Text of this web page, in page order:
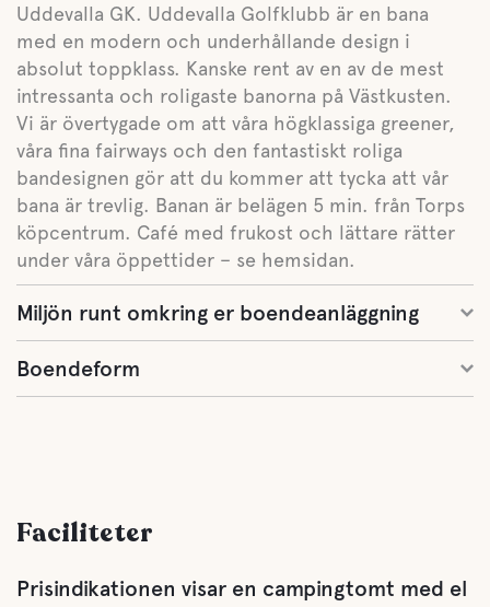
Uddevalla GK. Uddevalla Golfklubb är en bana
med en modern och underhållande design i
absolut toppklass. Kanske rent av en av de mest
intressanta och roligaste banorna på Västkusten.
Vi är övertygade om att våra högklassiga greener,
våra fina fairways och den fantastiskt roliga
bandesignen gör att du kommer att tycka att vår
bana är trevlig. Banan är belägen 5 min. från Torps
köpcentrum. Café med frukost och lättare rätter
under våra öppettider – se hemsidan.
Miljön runt omkring er boendeanläggning
Boendeform
Faciliteter
Prisindikationen visar en campingtomt med el